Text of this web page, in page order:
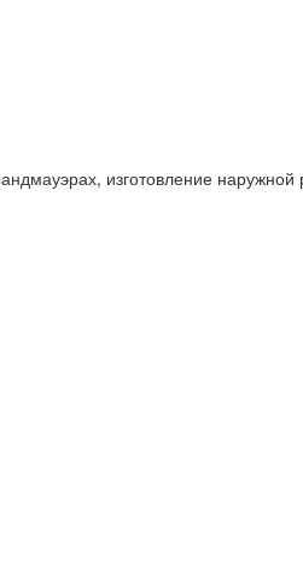
изготовление